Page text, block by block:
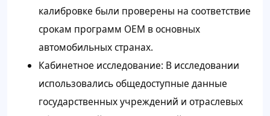
калибровке были проверены на соответствие
срокам программ OEM в основных
автомобильных странах.
Кабинетное исследование: В исследовании
использовались общедоступные данные
государственных учреждений и отраслевых